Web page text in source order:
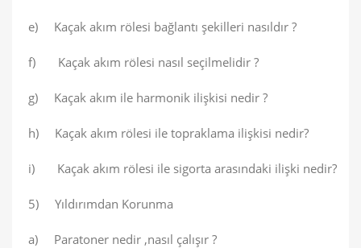
e) Kaçak akım rölesi bağlantı şekilleri nasıldır ?
f) Kaçak akım rölesi nasıl seçilmelidir ?
g) Kaçak akım ile harmonik ilişkisi nedir ?
h) Kaçak akım rölesi ile topraklama ilişkisi nedir?
i) Kaçak akım rölesi ile sigorta arasındaki ilişki nedir?
5) Yıldırımdan Korunma
a) Paratoner nedir ,nasıl çalışır ?